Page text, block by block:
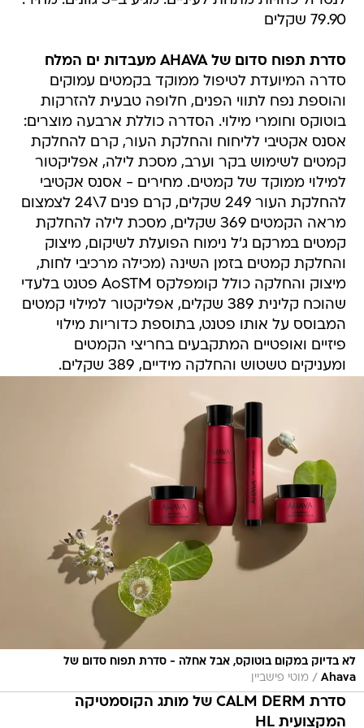
79.90 שקלים
סדרת תפוח סדום של AHAVA מעבדות ים המלח
סדרה המיועדת לטיפול ממוקד בקמטים עמוקים
והוספת נפח לתווי הפנים, חלופה טבעית להזרקות
בוטוקס וחומרי מילוי. הסדרה כוללת ארבעה מוצרים:
אסנס אקטיבי לליחוח והחלקת העור, קרם להחלקת
קמטים לשימוש בקר וערב, מסכת לילה, אפליקטור
למילוי ממוקד של קמטים. מחירים - אסנס אקטיבי
להחלקת העור 249 שקלים, קרם פנים 7\24 לצמצום
מראה הקמטים 369 שקלים, מסכת לילה להחלקת
קמטים במרקם ג'ל נימוח הפועלת לשיקום, מיצוק
והחלקת קמטים בזמן השינה (מכילה מרכיבי לחות,
מיצוק והחלקה כולל קומפלקס AoSTM פטנט בלעדי
שהוכח קלינית 389 שקלים, אפליקטור למילוי קמטים
המבוסס על אותו פטנט, בתוספת כדוריות מילוי
פיזיים ואופטיים המתקבעים בחריצי הקמטים
ומעניקים טשטוש והחלקה מידיים, 389 שקלים.
לא בדיוק במקום בוטוקס, אבל אחלה - סדרת תפוח סדום של
Ahava
/ מוטי פישביין
סדרת CALM DERM של מותג הקוסמטיקה
המקצועית HL